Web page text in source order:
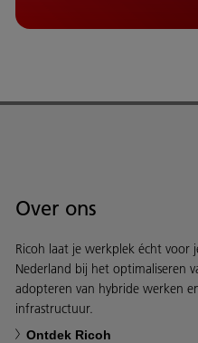
Over ons
Ricoh laat je werkplek écht voor
Nederland bij het optimaliseren
adopteren van hybride werken
infrastructuur.
Ontdek Ricoh